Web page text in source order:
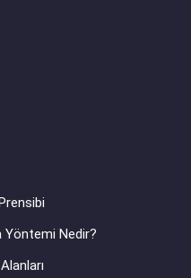
Yöntemi Nedir?